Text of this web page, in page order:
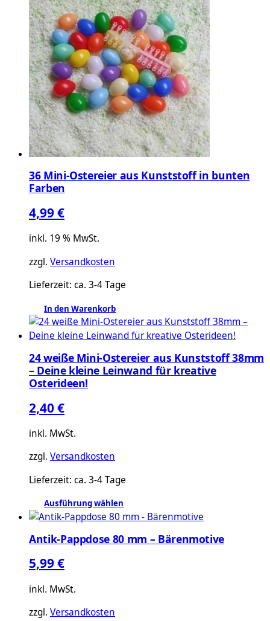
36 Mini-Ostereier aus Kunststoff in bunten
Farben
4,99€
inkl. 19 % MwSt.
zzgl. Versandkosten
Lieferzeit: ca. 3-4 Tage
In den Warenkorb
24 weiße Mini-Ostereier aus Kunststoff 38mm
– Deine kleine Leinwand für kreative
Osterideen!
2,40€
inkl. MwSt.
zzgl. Versandkosten
Lieferzeit: ca. 3-4 Tage
Ausführung wählen
Dieses
weist
mehrere
Varianten
auf.
Optionen
Antik-Pappdose 80 mm – Bärenmotive
5,99€
inkl. MwSt.
zzgl. Versandkosten